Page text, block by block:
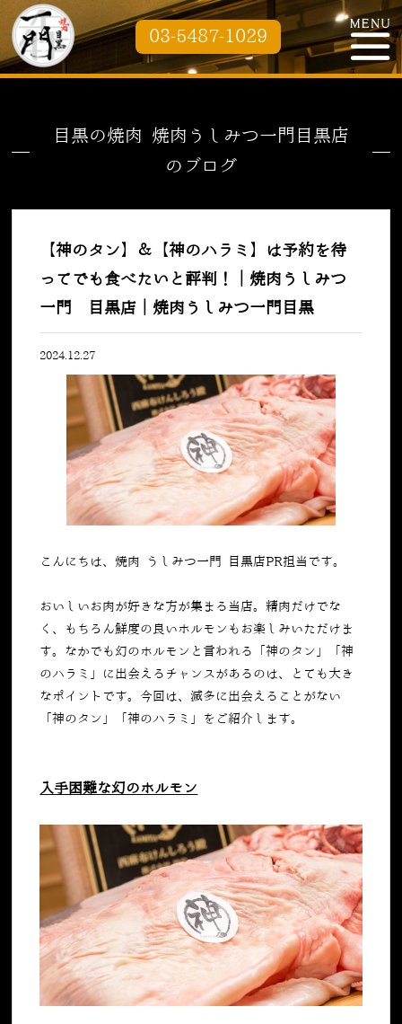
03-5487-1029
目黒の焼肉 焼肉うしみつ一門目黒店
のブログ
【神のタン】＆【神のハラミ】は予約を待
ってでも食べたいと評判！｜焼肉うしみつ
一門 目黒店｜焼肉うしみつ一門目黒
2024.12.27
こんにちは、焼肉 うしみつ一門 目黒店PR担当です。
おいしいお肉が好きな方が集まる当店。精肉だけでな
く、もちろん鮮度の良いホルモンもお楽しみいただけま
す。なかでも幻のホルモンと言われる「神のタン」「神
のハラミ」に出会えるチャンスがあるのは、とても大き
なポイントです。今回は、滅多に出会えることがない
「神のタン」「神のハラミ」をご紹介します。
入手困難な幻のホルモン